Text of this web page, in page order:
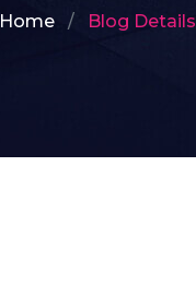
Home Blog Details